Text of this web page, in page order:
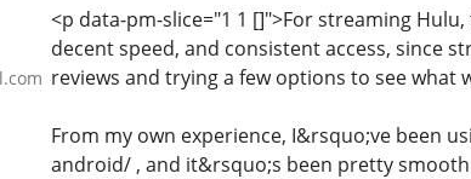
<p data-pm-slice="1 1 []">For streaming
decent speed, and consistent access, since
reviews and trying a few options to see what
From my own experience, I&rsquo;ve been
android/ , and it&rsquo;s been pretty